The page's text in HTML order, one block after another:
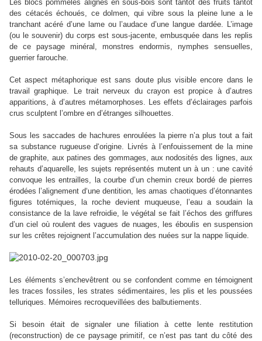
Les blocs pommelés alignés en sous-bois sont tantôt des fruits tantôt
des cétacés échoués, ce dolmen, qui vibre sous la pleine lune a le
tranchant acéré d’une lame ou l’audace d’une langue dardée. L’image
(ou le souvenir) du corps est sous-jacente, embusquée dans les replis
de ce paysage minéral, monstres endormis, nymphes sensuelles,
guerrier farouche.
Cet aspect métaphorique est sans doute plus visible encore dans le
travail graphique. Le trait nerveux du crayon est propice à d’autres
apparitions, à d’autres métamorphoses. Les effets d’éclairages parfois
crus sculptent l’ombre en d’étranges silhouettes.
Sous les saccades de hachures enroulées la pierre n’a plus tout a fait
sa substance rugueuse d‘origine. Livrés à l’enfouissement de la mine
de graphite, aux patines des gommages, aux nodosités des lignes, aux
rehauts d’aquarelle, les sujets représentés mutent un à un : une cavité
convoque les entrailles, la courbe d’un chemin creux bordé de pierres
érodées l’alignement d‘une dentition, les amas chaotiques d’étonnantes
figures totémiques, la roche devient muqueuse, l’eau a soudain la
consistance de la lave refroidie, le végétal se fait l’échos des griffures
d’un ciel où roulent des vagues de nuages, les éboulis en suspension
sur les crêtes rejoignent l’accumulation des nuées sur la nappe liquide.
Les éléments s’enchevêtrent ou se confondent comme en témoignent
les traces fossiles, les strates sédimentaires, les plis et les poussées
telluriques. Mémoires recroquevillées des balbutiements.
Si besoin était de signaler une filiation à cette lente restitution
(reconstruction) de ce paysage primitif, ce n’est pas tant du côté des